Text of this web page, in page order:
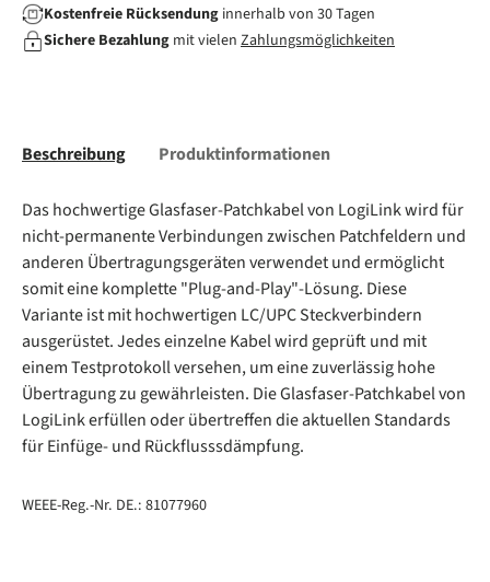
Kostenfreie Rücksendung innerhalb von 30 Tagen
Sichere Bezahlung mit vielen Zahlungsmöglichkeiten
Beschreibung Produktinformationen
Das hochwertige Glasfaser-Patchkabel von LogiLink wird für
nicht-permanente Verbindungen zwischen Patchfeldern und
anderen Übertragungsgeräten verwendet und ermöglicht
somit eine komplette "Plug-and-Play"-Lösung. Diese
Variante ist mit hochwertigen LC/UPC Steckverbindern
ausgerüstet. Jedes einzelne Kabel wird geprüft und mit
einem Testprotokoll versehen, um eine zuverlässig hohe
Übertragung zu gewährleisten. Die Glasfaser-Patchkabel von
LogiLink erfüllen oder übertreffen die aktuellen Standards
für Einfüge- und Rückflusssdämpfung.
WEEE-Reg.-Nr. DE.: 81077960